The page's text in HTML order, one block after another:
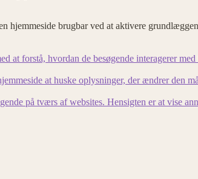
hjemmeside brugbar ved at aktivere
at forstå, hvordan de besøgende interagerer
at huske oplysninger, der ændrer den
på tværs af websites. Hensigten er at vise